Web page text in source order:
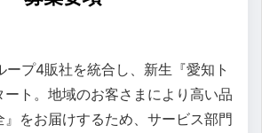
プ4販社を統合し、新生『愛知ト
ート。地域のお客さまにより高い品
』をお届けするため、サービス部門